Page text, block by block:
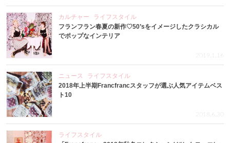
カルチャー
ライフスタイル
フランフラン春夏の新作♡50’sをイメージしたクラシカル
でポップなインテリア
2019.1.16
ニュース
ライフスタイル
2018年上半期Francfrancスタッフが選ぶ人気アイテムベス
ト10
2018.6.30
ライフスタイル